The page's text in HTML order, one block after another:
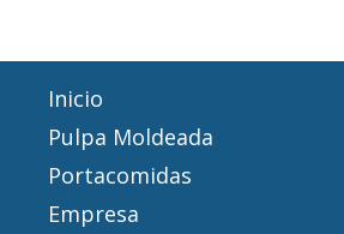
Inicio
Pulpa Moldeada
Portacomidas
Empresa